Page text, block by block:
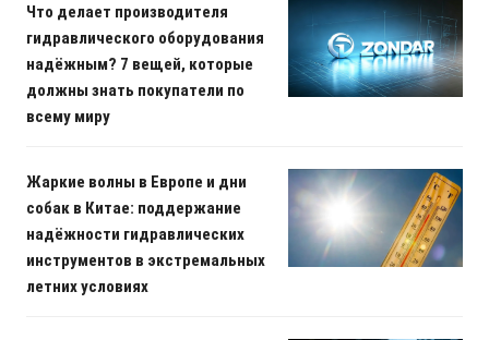
Что делает производителя
гидравлического оборудования
надёжным? 7 вещей, которые
должны знать покупатели по
всему миру
Жаркие волны в Европе и дни
собак в Китае: поддержание
надёжности гидравлических
инструментов в экстремальных
летних условиях